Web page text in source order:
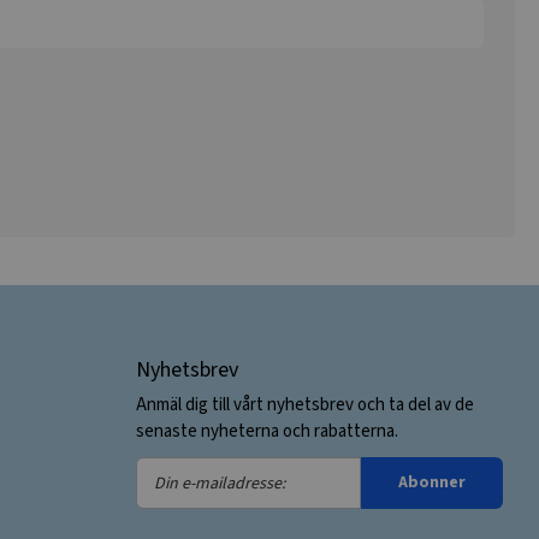
Nyhetsbrev
Anmäl dig till vårt nyhetsbrev och ta del av de
senaste nyheterna och rabatterna.
Din
e-
Abonner